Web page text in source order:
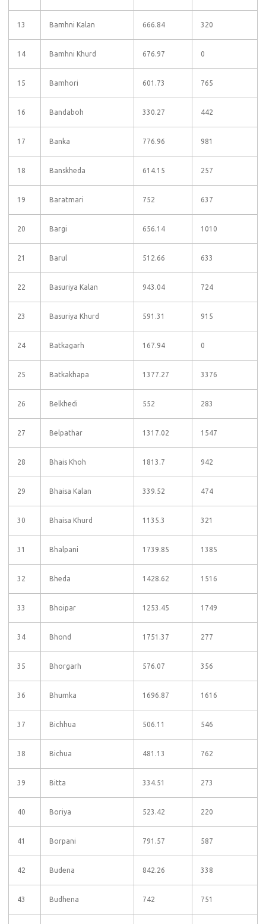
13 Bamhni Kalan 666.84 320
14 Bamhni Khurd 676.97 0
15 Bamhori 601.73 765
16 Bandaboh 330.27 442
17 Banka 776.96 981
18 Banskheda 614.15 257
19 Baratmari 752 637
20 Bargi 656.14 1010
21 Barul 512.66 633
22 Basuriya Kalan 943.04 724
23 Basuriya Khurd 591.31 915
24 Batkagarh 167.94 0
25 Batkakhapa 1377.27 3376
26 Belkhedi 552 283
27 Belpathar 1317.02 1547
28 Bhais Khoh 1813.7 942
29 Bhaisa Kalan 339.52 474
30 Bhaisa Khurd 1135.3 321
31 Bhalpani 1739.85 1385
32 Bheda 1428.62 1516
33 Bhoipar 1253.45 1749
34 Bhond 1751.37 277
35 Bhorgarh 576.07 356
36 Bhumka 1696.87 1616
37 Bichhua 506.11 546
38 Bichua 481.13 762
39 Bitta 334.51 273
40 Boriya 523.42 220
41 Borpani 791.57 587
42 Budena 842.26 338
43 Budhena 742 751